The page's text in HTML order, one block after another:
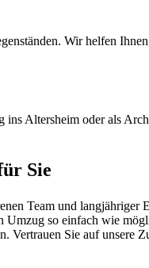
Wir helfen
Altersheim oder als
Sie
Team und langjähriger
so einfach wie
Vertrauen Sie auf unsere